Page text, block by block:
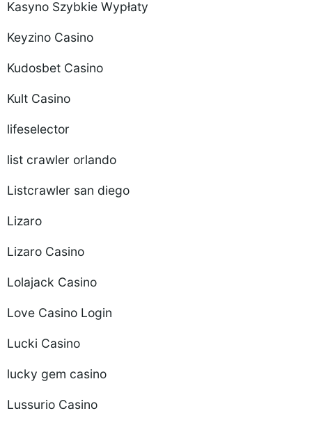
Kasyno Szybkie Wypłaty
Keyzino Casino
Kudosbet Casino
Kult Casino
lifeselector
list crawler orlando
Listcrawler san diego
Lizaro
Lizaro Casino
Lolajack Casino
Love Casino Login
Lucki Casino
lucky gem casino
Lussurio Casino